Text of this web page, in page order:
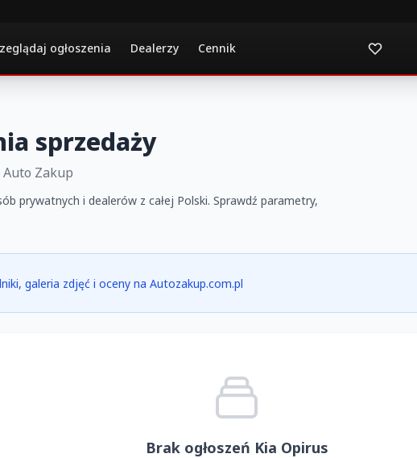
ogłoszenia Dealerzy Cennik
sprzedaży
Zakup
prywatnych i dealerów z całej Polski. Sprawdź parametry,
galeria zdjęć i oceny na Autozakup.com.pl
Brak ogłoszeń Kia Opirus